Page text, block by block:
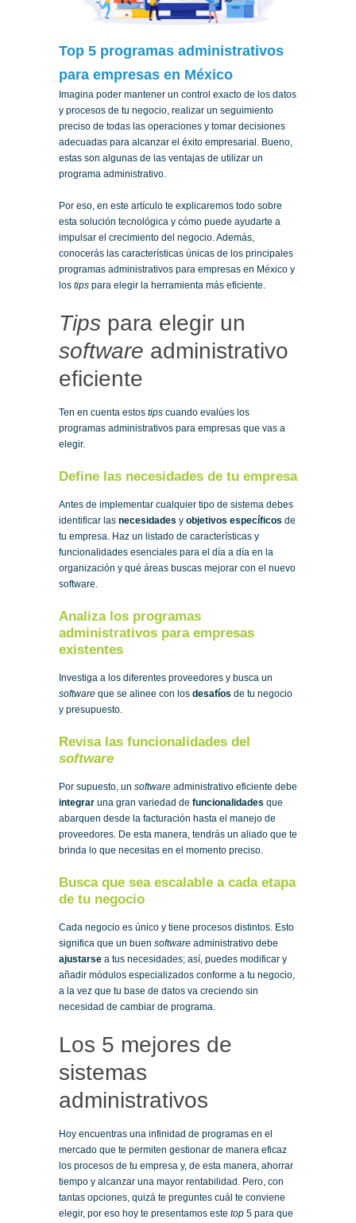
Top 5 programas administrativos
para empresas en México
Imagina poder mantener un control exacto de los datos
y procesos de tu negocio, realizar un seguimiento
preciso de todas las operaciones y tomar decisiones
adecuadas para alcanzar el éxito empresarial. Bueno,
estas son algunas de las ventajas de utilizar un
programa administrativo.
Por eso, en este artículo te explicaremos todo sobre
esta solución tecnológica y cómo puede ayudarte a
impulsar el crecimiento del negocio. Además,
conocerás las características únicas de los principales
programas administrativos para empresas en México y
los tips para elegir la herramienta más eficiente.
Tips para elegir un
software administrativo
eficiente
Ten en cuenta estos tips cuando evalúes los
programas administrativos para empresas que vas a
elegir.
Define las necesidades de tu empresa
Antes de implementar cualquier tipo de sistema debes
identificar las necesidades y objetivos específicos de
tu empresa. Haz un listado de características y
funcionalidades esenciales para el día a día en la
organización y qué áreas buscas mejorar con el nuevo
software.
Analiza los programas
administrativos para empresas
existentes
Investiga a los diferentes proveedores y busca un
software que se alinee con los desafíos de tu negocio
y presupuesto.
Revisa las funcionalidades del
software
Por supuesto, un software administrativo eficiente debe
integrar una gran variedad de funcionalidades que
abarquen desde la facturación hasta el manejo de
proveedores. De esta manera, tendrás un aliado que te
brinda lo que necesitas en el momento preciso.
Busca que sea escalable a cada etapa
de tu negocio
Cada negocio es único y tiene procesos distintos. Esto
significa que un buen software administrativo debe
ajustarse a tus necesidades; así, puedes modificar y
añadir módulos especializados conforme a tu negocio,
a la vez que tu base de datos va creciendo sin
necesidad de cambiar de programa.
Los 5 mejores de
sistemas
administrativos
Hoy encuentras una infinidad de programas en el
mercado que te permiten gestionar de manera eficaz
los procesos de tu empresa y, de esta manera, ahorrar
tiempo y alcanzar una mayor rentabilidad. Pero, con
tantas opciones, quizá te preguntes cuál te conviene
elegir, por eso hoy te presentamos este top 5 para que